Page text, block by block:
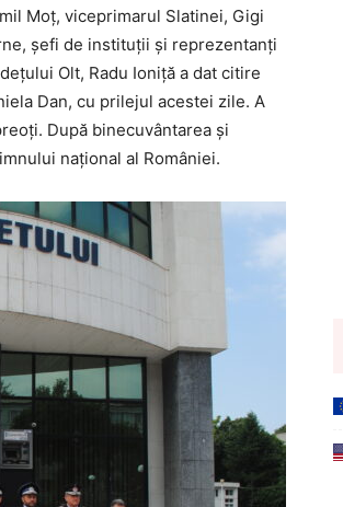
Moț, viceprimarul Slatinei, Gigi
şefi de instituţii şi reprezentanţi
Olt, Radu Ioniță a dat citire
Dan, cu prilejul acestei zile. A
După binecuvântarea şi
naţional al României.